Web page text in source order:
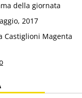
della giornata
2017
Castiglioni Magenta